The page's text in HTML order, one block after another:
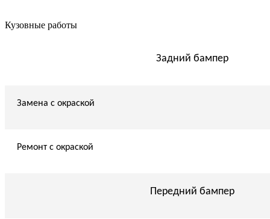
Кузовные работы
Задний бампер
Замена с окраской
Ремонт с окраской
Передний бампер